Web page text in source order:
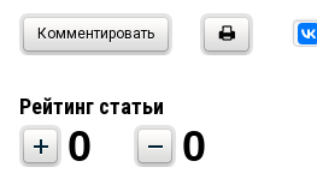
Комментировать
Рейтинг статьи
0 0